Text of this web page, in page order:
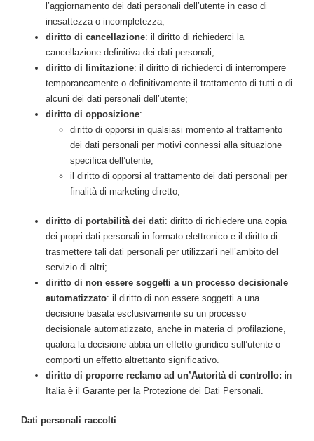
l’aggiornamento dei dati personali dell’utente in caso di
inesattezza o incompletezza;
diritto di cancellazione: il diritto di richiederci la
cancellazione definitiva dei dati personali;
diritto di limitazione: il diritto di richiederci di interrompere
temporaneamente o definitivamente il trattamento di tutti o di
alcuni dei dati personali dell’utente;
diritto di opposizione:
diritto di opporsi in qualsiasi momento al trattamento
dei dati personali per motivi connessi alla situazione
specifica dell’utente;
il diritto di opporsi al trattamento dei dati personali per
finalità di marketing diretto;
diritto di portabilità dei dati: diritto di richiedere una copia
dei propri dati personali in formato elettronico e il diritto di
trasmettere tali dati personali per utilizzarli nell’ambito del
servizio di altri;
diritto di non essere soggetti a un processo decisionale
automatizzato: il diritto di non essere soggetti a una
decisione basata esclusivamente su un processo
decisionale automatizzato, anche in materia di profilazione,
qualora la decisione abbia un effetto giuridico sull’utente o
comporti un effetto altrettanto significativo.
diritto di proporre reclamo ad un’Autorità di controllo: in
Italia è il Garante per la Protezione dei Dati Personali.
Dati personali raccolti